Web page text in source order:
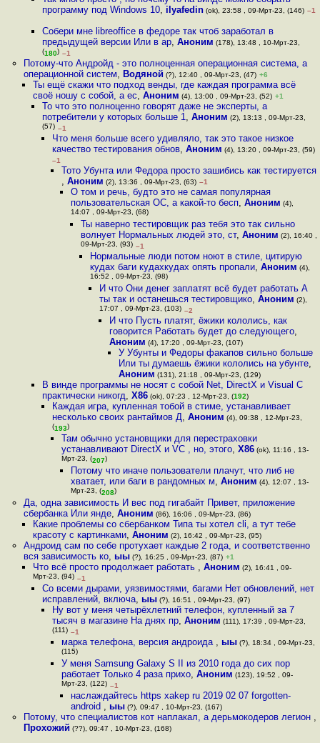
программу под Windows 10, ilyafedin (ok), 23:58 , 09-Мрт-23, (146) –1
Собери мне libreoffice в федоре так чтоб заработал в
предыдущей версии Или в ар,Аноним (178), 13:48 , 10-Мрт-23,
(180) –1
Потому-что Андройд - это полноценная операционная система, а
операционной систем, Водяной (?), 12:40 , 09-Мрт-23, (47) +6
Ты ещё скажи что подход венды, где каждая программа всё
своё ношу с собой, а ес, Аноним (4), 13:00 , 09-Мрт-23, (52) +1
То что это полноценно говорят даже не эксперты, а
потребители у которых больше 1,Аноним (2), 13:13 , 09-Мрт-23,
(57) –1
Что меня больше всего удивляло, так это такое низкое
качество тестирования обнов, Аноним (4), 13:20 , 09-Мрт-23, (59)
–1
Тото Убунта или Федора просто зашибись как тестируется
, Аноним (2), 13:36 , 09-Мрт-23, (63) –1
О том и речь, будто это не самая популярная
пользовательская ОС, а какой-то бесп,Аноним (4),
14:07 , 09-Мрт-23, (68)
Ты наверно тестировщик раз тебя это так сильно
волнует Нормальных людей это, ст, Аноним (2), 16:40 ,
09-Мрт-23, (93) –1
Нормальные люди потом ноют в стиле, цитирую
кудах баги кудахкудах опять пропали, Аноним (4),
16:52 , 09-Мрт-23, (98)
И что Они денег заплатят всё будет работать А
ты так и останешься тестировщико,Аноним (2),
17:07 , 09-Мрт-23, (103) –2
И что Пусть платят, ёжики кололись, как
говорится Работать будет до следующего,
Аноним (4), 17:20 , 09-Мрт-23, (107)
У Убунты и Федоры факапов сильно больше
Или ты думаешь ёжики кололись на убунте,
Аноним (131), 21:18 , 09-Мрт-23, (129)
В винде программы не носят с собой Net, DirectX и Visual C
практически никогд,X86 (ok), 07:23 , 12-Мрт-23, (192)
Каждая игра, купленная тобой в стиме, устанавливает
несколько своих рантаймов Д, Аноним (4), 09:38 , 12-Мрт-23,
(193)
Там обычно установщики для перестраховки
устанавливают DirectX и VC , но, этого, X86(ok), 11:16 , 13-
Мрт-23, (207)
Потому что иначе пользователи плачут, что либ не
хватает, или баги в рандомных м,Аноним (4), 12:07 , 13-
Мрт-23, (208)
Да, одна зависимость И вес под гигабайт Привет, приложение
сбербанка Или янде, Аноним (86), 16:06 , 09-Мрт-23, (86)
Какие проблемы со сбербанком Типа ты хотел cli, а тут тебе
красоту с картинками, Аноним (2), 16:42 , 09-Мрт-23, (95)
Андроид сам по себе протухает каждые 2 года, и соответственно
вся зависимость ко, ыы(?), 16:25 , 09-Мрт-23, (87) +1
Что всё просто продолжает работать , Аноним (2), 16:41 , 09-
Мрт-23, (94) –1
Со всеми дырами, уязвимостями, багами Нет обновлений, нет
исправлений, включа, ыы (?), 16:51 , 09-Мрт-23, (97)
Ну вот у меня четырёхлетний телефон, купленный за 7
тысяч в магазине На днях пр, Аноним (111), 17:39 , 09-Мрт-23,
(111) –1
марка телефона, версия андроида , ыы(?), 18:34 , 09-Мрт-23,
(115)
У меня Samsung Galaxy S II из 2010 года до сих пор
работает Только 4 раза прихо, Аноним (123), 19:52 , 09-
Мрт-23, (122) –1
наслаждайтесь https xakep ru 2019 02 07 forgotten-
android , ыы (?), 09:47 , 10-Мрт-23, (167)
Потому, что специалистов кот наплакал, а дерьмокодеров легион ,
Прохожий (??), 09:47 , 10-Мрт-23, (168)